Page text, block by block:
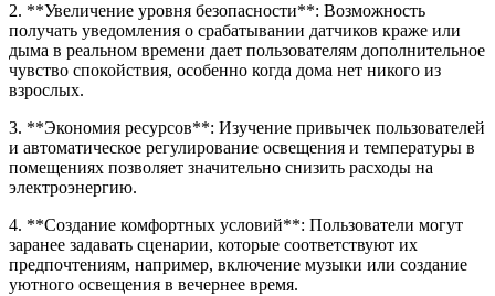
2. **Увеличение уровня безопасности**: Возможность
получать уведомления о срабатывании датчиков краже или
дыма в реальном времени дает пользователям дополнительное
чувство спокойствия, особенно когда дома нет никого из
взрослых.
3. **Экономия ресурсов**: Изучение привычек пользователей
и автоматическое регулирование освещения и температуры в
помещениях позволяет значительно снизить расходы на
электроэнергию.
4. **Создание комфортных условий**: Пользователи могут
заранее задавать сценарии, которые соответствуют их
предпочтениям, например, включение музыки или создание
уютного освещения в вечернее время.